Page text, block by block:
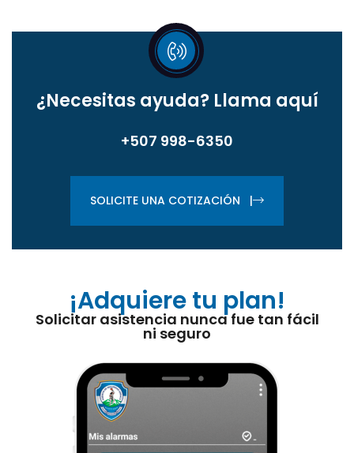
¿Necesitas ayuda? Llama aquí
+507 998-6350
SOLICITE UNA COTIZACIÓN |
¡Adquiere tu plan!
Solicitar asistencia nunca fue tan fácil
ni seguro